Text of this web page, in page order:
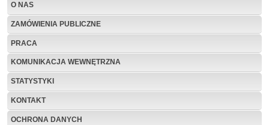
O NAS
ZAMÓWIENIA PUBLICZNE
PRACA
KOMUNIKACJA WEWNĘTRZNA
STATYSTYKI
KONTAKT
OCHRONA DANYCH